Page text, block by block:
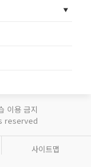
이용 금지
reserved
사이트맵